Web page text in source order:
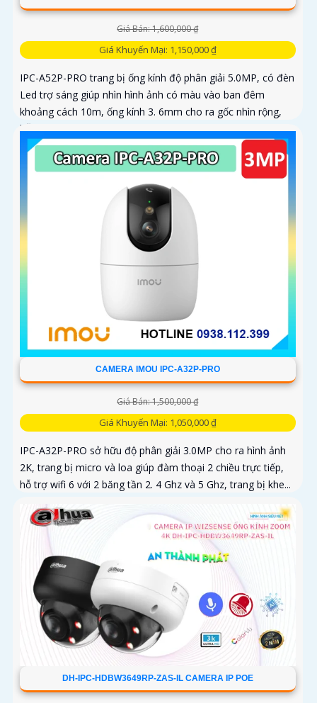
Giá Bán: 1,600,000 ₫
Giá Khuyến Mại: 1,150,000 ₫
IPC-A52P-PRO trang bị ống kính độ phân giải 5.0MP, có đèn
Led trợ sáng giúp nhìn hình ảnh có màu vào ban đêm
khoảng cách 10m, ống kính 3. 6mm cho ra gốc nhìn rộng,
hỗ trợ công...
CAMERA IMOU IPC-A32P-PRO
Giá Bán: 1,500,000 ₫
Giá Khuyến Mại: 1,050,000 ₫
IPC-A32P-PRO sở hữu độ phân giải 3.0MP cho ra hình ảnh
2K, trang bị micro và loa giúp đàm thoại 2 chiều trực tiếp,
hỗ trợ wifi 6 với 2 băng tần 2. 4 Ghz và 5 Ghz, trang bị khe...
DH-IPC-HDBW3649RP-ZAS-IL CAMERA IP POE